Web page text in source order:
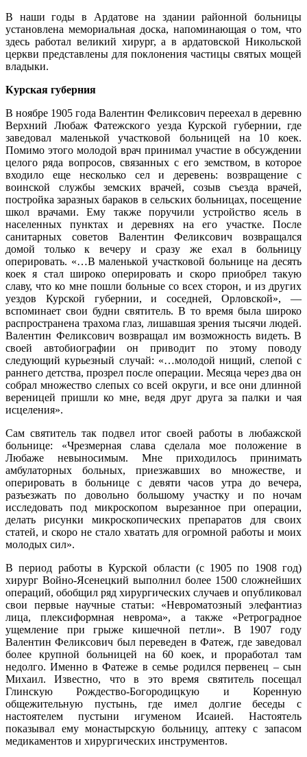
В наши годы в Ардатове на здании районной больницы
установлена мемориальная доска, напоминающая о том, что
здесь работал великий хирург, а в ардатовской Никольской
церкви представлены для поклонения частицы святых мощей
владыки.
Курская губерния
В ноябре 1905 года Валентин Феликсович переехал в деревню
Верхний Любаж Фатежского уезда Курской губернии, где
заведовал маленькой участковой больницей на 10 коек.
Помимо этого молодой врач принимал участие в обсуждении
целого ряда вопросов, связанных с его земством, в которое
входило еще несколько сел и деревень: возвращение с
воинской службы земских врачей, созыв съезда врачей,
постройка заразных бараков в сельских больницах, посещение
школ врачами. Ему также поручили устройство ясель в
населенных пунктах и деревнях на его участке. После
санитарных советов Валентин Феликсович возвращался
домой только к вечеру и сразу же ехал в больницу
оперировать. «…В маленькой участковой больнице на десять
коек я стал широко оперировать и скоро приобрел такую
славу, что ко мне пошли больные со всех сторон, и из других
уездов Курской губернии, и соседней, Орловской», —
вспоминает свои будни святитель. В то время была широко
распространена трахома глаз, лишавшая зрения тысячи людей.
Валентин Феликсович возвращал им возможность видеть. В
своей автобиографии он приводит по этому поводу
следующий курьезный случай: «…молодой нищий, слепой с
раннего детства, прозрел после операции. Месяца через два он
собрал множество слепых со всей округи, и все они длинной
вереницей пришли ко мне, ведя друг друга за палки и чая
исцеления».
Сам святитель так подвел итог своей работы в любажской
больнице: «Чрезмерная слава сделала мое положение в
Любаже невыносимым. Мне приходилось принимать
амбулаторных больных, приезжавших во множестве, и
оперировать в больнице с девяти часов утра до вечера,
разъезжать по довольно большому участку и по ночам
исследовать под микроскопом вырезанное при операции,
делать рисунки микроскопических препаратов для своих
статей, и скоро не стало хватать для огромной работы и моих
молодых сил».
В период работы в Курской области (с 1905 по 1908 год)
хирург Войно-Ясенецкий выполнил более 1500 сложнейших
операций, обобщил ряд хирургических случаев и опубликовал
свои первые научные статьи: «Невроматозный элефантиаз
лица, плексиформная неврома», а также «Ретроградное
ущемление при грыже кишечной петли». В 1907 году
Валентин Феликсович был переведен в Фатеж, где заведовал
более крупной больницей на 60 коек, и проработал там
недолго. Именно в Фатеже в семье родился первенец – сын
Михаил. Известно, что в это время святитель посещал
Глинскую Рождество-Богородицкую и Коренную
общежительную пустынь, где имел долгие беседы с
настоятелем пустыни игуменом Исаией. Настоятель
показывал ему монастырскую больницу, аптеку с запасом
медикаментов и хирургических инструментов.